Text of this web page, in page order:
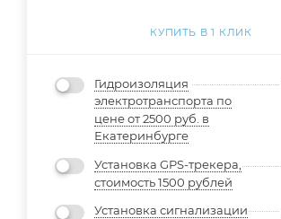
КУПИТЬ В 1 КЛИК
Гидроизоляция
электротранспорта по
цене от 2500 руб. в
Екатеринбурге
Установка GPS-трекера,
стоимость 1500 рублей
Установка сигнализации